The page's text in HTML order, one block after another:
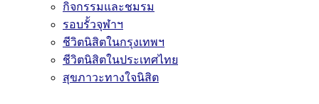
กิจกรรมและชมรม
รอบรั้วจุฬาฯ
ชีวิตนิสิตในกรุงเทพฯ
ชีวิตนิสิตในประเทศไทย
สุขภาวะทางใจนิสิต